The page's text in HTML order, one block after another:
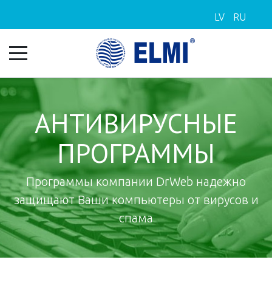
LV RU
АНТИВИРУСНЫЕ
ПРОГРАММЫ
Программы компании DrWeb надежно
защищают Ваши компьютеры от вирусов и
спама